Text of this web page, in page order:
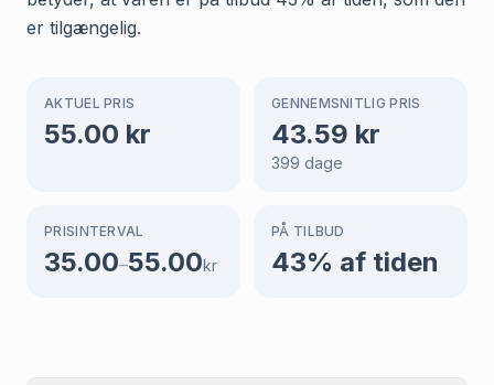
er tilgængelig.
AKTUEL PRIS
55.00 kr
GENNEMSNITLIG PRIS
43.59 kr
399 dage
PRISINTERVAL
35.00–55.00kr
PÅ TILBUD
43% af tiden